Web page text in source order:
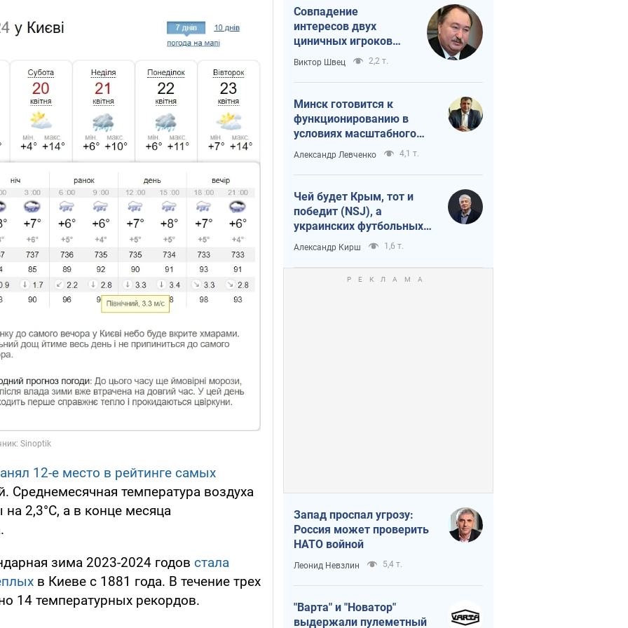
12-е место в рейтинге самых
Среднемесячная температура воздуха
2,3°С, а в конце месяца
зима 2023-2024 годов стала
в Киеве с 1881 года. В течение трех
14 температурных рекордов.
Совпадение
интересов двух
циничных игроков
или тайный план
Трампа и Путина?
Виктор Швец 2,2 т.
Минск готовится к
функционированию в
условиях масштабного
военного кризиса
Александр Левченко 4,1 т.
Чей будет Крым, тот и
победит (NSJ), а
украинских футбольных
чиновников могут
назвать убийцами
Александр Кирш 1,6 т.
Запад проспал угрозу:
Россия может проверить
НАТО войной
Леонид Невзлин 5,4 т.
"Варта" и "Новатор"
выдержали пулеметный